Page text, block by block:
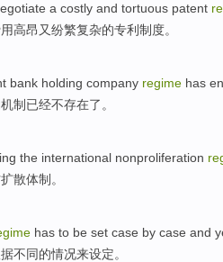
a costly and tortuous patent
高昂 又纷繁复杂的专利 制度。
bank holding company regime has
机制 已经不存在了 。
the international nonproliferation
散体制 。
has to be set case by case and
不同的情况来设定。